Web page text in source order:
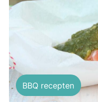
BBQ recepten